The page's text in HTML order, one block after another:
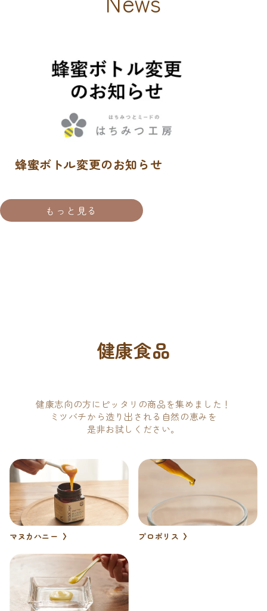
蜂蜜ボトル変更のお知らせ
もっと見る
健康食品
健康志向の方にピッタリの商品を集めました！
ミツバチから造り出される自然の恵みを
是非お試しください。
マヌカハニー プロポリス